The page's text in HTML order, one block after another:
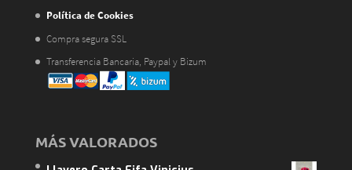
Política de Cookies
Compra segura SSL
Transferencia Bancaria, Paypal y Bizum
MÁS VALORADOS